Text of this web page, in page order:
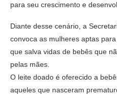
para seu crescimento e
Diante desse cenário, a
convoca as mulheres aptas
que salva vidas de bebês que
pelas mães.
O leite doado é oferecido a
aqueles que nasceram